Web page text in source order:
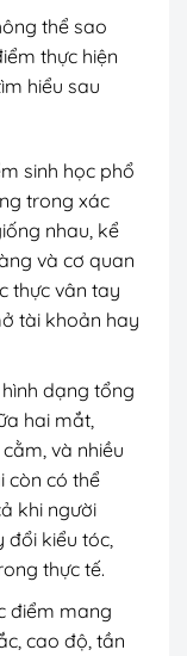
thể sao
thực hiện
hiểu sau
sinh học phổ
trong xác
nhau, kể
và cơ quan
thực vân tay
tài khoản hay
dạng tổng
hai mắt,
và nhiều
còn có thể
khi người
đổi kiểu tóc,
thực tế.
điểm mang
cao độ, tần